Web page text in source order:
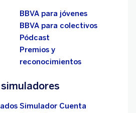
BBVA para jóvenes
BBVA para colectivos
Pódcast
Premios y
reconocimientos
Simulador Cuenta